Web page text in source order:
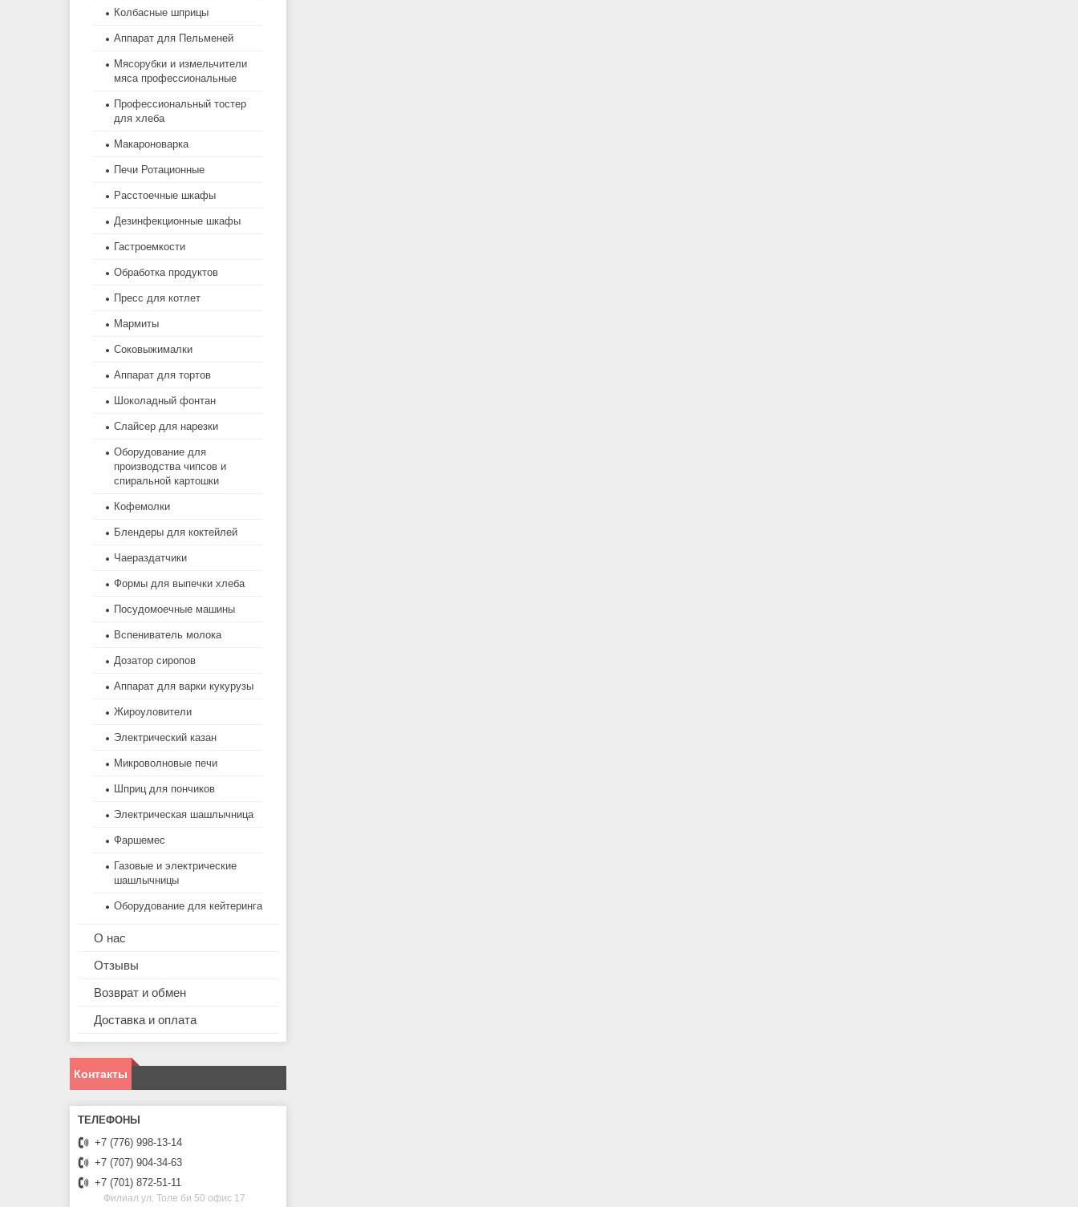
Колбасные шприцы
Аппарат для Пельменей
Мясорубки и измельчители
мяса профессиональные
Профессиональный тостер
для хлеба
Макароноварка
Печи Ротационные
Расстоечные шкафы
Дезинфекционные шкафы
Гастроемкости
Обработка продуктов
Пресс для котлет
Мармиты
Соковыжималки
Аппарат для тортов
Шоколадный фонтан
Слайсер для нарезки
Оборудование для
производства чипсов и
спиральной картошки
Кофемолки
Блендеры для коктейлей
Чаераздатчики
Формы для выпечки хлеба
Посудомоечные машины
Вспениватель молока
Дозатор сиропов
Аппарат для варки кукурузы
Жироуловители
Электрический казан
Микроволновые печи
Шприц для пончиков
Электрическая шашлычница
Фаршемес
Газовые и электрические
шашлычницы
Оборудование для кейтеринга
О нас
Отзывы
Возврат и обмен
Доставка и оплата
Контакты
+7 (776) 998-13-14
+7 (707) 904-34-63
+7 (701) 872-51-11
Филиал ул. Толе би 50 офис 17